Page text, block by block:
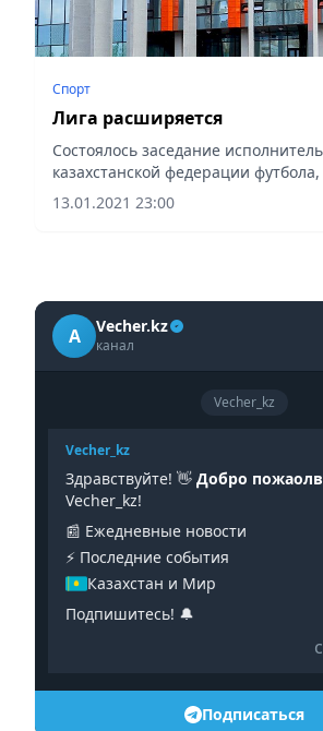
Спорт
Лига расширяется
Состоялось заседание
казахстанской федерации
принято решение о расширении
Премьер-лиги в чемпионате РК с 12
13.01.2021 23:00
A Vecher.kz
канал
Vecher_kz
Vecher_kz
Здравствуйте! 👋 Добро
Vecher_kz!
📰 Ежедневные новости
⚡️ Последние события
Казахстан и Мир
Подпишитесь! 🔔
Подписаться